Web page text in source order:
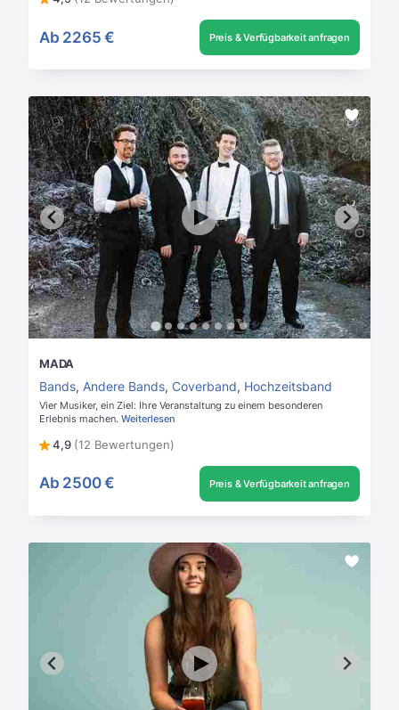
Ab 2265 € Preis & Verfügbarkeit anfragen
MADA
Bands, Andere Bands, Coverband, Hochzeitsband
Vier Musiker, ein Ziel: Ihre Veranstaltung zu einem besonderen
Erlebnis machen. Weiterlesen
4,9 (12 Bewertungen)
Ab 2500 € Preis & Verfügbarkeit anfragen